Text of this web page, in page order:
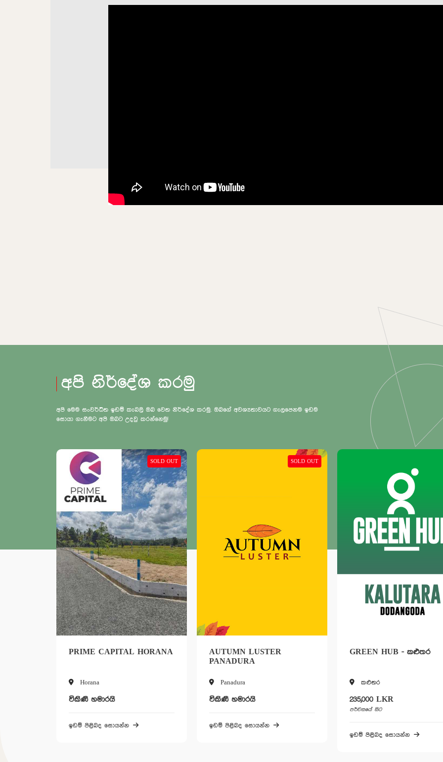
අපි නිර්දේශ කරමු
අපි මෙම සංවර්ධිත ඉඩම් කැබලි ඔබ වෙත නිර්දේශ කරමු. ඔබගේ අවශ්‍යතාවයට ගැලපෙනම ඉඩම
සොයා ගැනීමට අපි ඔබට උදවු කරන්නෙමු!
SOLD OUT
PRIME CAPITAL HORANA
Horana
විකිණී හමාරයි
ඉඩම් පිළිබද සොයන්න
SOLD OUT
AUTUMN LUSTER
PANADURA
Panadura
විකිණී හමාරයි
ඉඩම් පිළිබද සොයන්න
GREEN HUB - කළුතර
කළුතර
235,000 LKR
පර්චසයේ සිට
ඉඩම් පිළිබද සොයන්න